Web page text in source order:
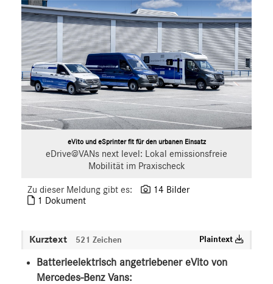
Vito
Marco Polo
X-Klasse
Sprinter
eVito
EQV
V-Klasse
VLE
MEDIA
ANSPRECHPARTNER
eVito und eSprinter fit für den urbanen Einsatz
eDrive@VANs next level: Lokal emissionsfreie
Mobilität im Praxischeck
Zu dieser Meldung gibt es:
14 Bilder
1 Dokument
Kurztext 521 Zeichen Plaintext
Batterieelektrisch angetriebener eVito von
Mercedes-Benz Vans: